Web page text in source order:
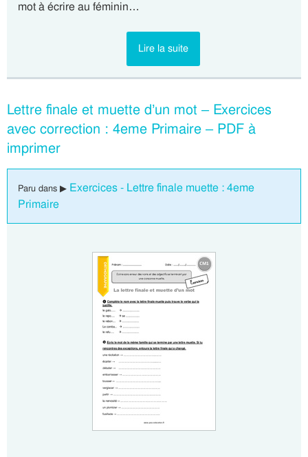
mot à écrire au féminin…
Lire la suite
Lettre finale et muette d’un mot – Exercices
avec correction : 4eme Primaire – PDF à
imprimer
Paru dans ▶ Exercices - Lettre finale muette : 4eme
Primaire